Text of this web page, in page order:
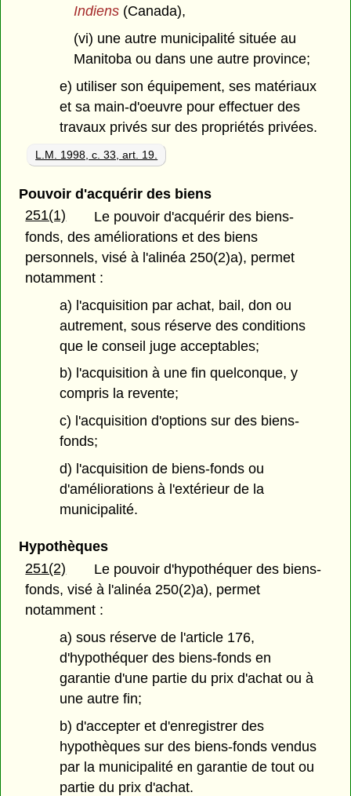
Indiens (Canada),
(vi) une autre municipalité située au
Manitoba ou dans une autre province;
e) utiliser son équipement, ses matériaux
et sa main-d'oeuvre pour effectuer des
travaux privés sur des propriétés privées.
L.M. 1998, c. 33, art. 19.
Pouvoir d'acquérir des biens
251(1)
Le pouvoir d'acquérir des biens-
fonds, des améliorations et des biens
personnels, visé à l'alinéa 250(2)a), permet
notamment :
a) l'acquisition par achat, bail, don ou
autrement, sous réserve des conditions
que le conseil juge acceptables;
b) l'acquisition à une fin quelconque, y
compris la revente;
c) l'acquisition d'options sur des biens-
fonds;
d) l'acquisition de biens-fonds ou
d'améliorations à l'extérieur de la
municipalité.
Hypothèques
251(2)
Le pouvoir d'hypothéquer des biens-
fonds, visé à l'alinéa 250(2)a), permet
notamment :
a) sous réserve de l'article 176,
d'hypothéquer des biens-fonds en
garantie d'une partie du prix d'achat ou à
une autre fin;
b) d'accepter et d'enregistrer des
hypothèques sur des biens-fonds vendus
par la municipalité en garantie de tout ou
partie du prix d'achat.